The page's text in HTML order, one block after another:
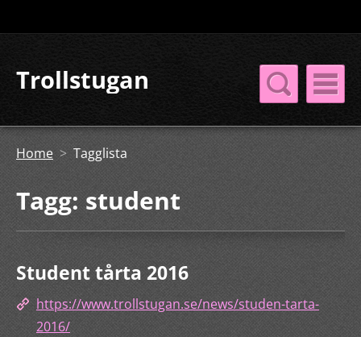
Trollstugan
Home > Tagglista
Tagg: student
Student tårta 2016
https://www.trollstugan.se/news/studen-tarta-
2016/